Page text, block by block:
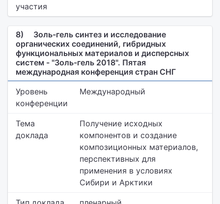
участия
8)
Золь-гель синтез и исследование
органических соединений, гибридных
функциональных материалов и дисперсных
систем - "Золь-гель 2018". Пятая
международная конференция стран СНГ
Уровень
конференции
Международный
Тема
доклада
Получение исходных
компонентов и создание
композиционных материалов,
перспективных для
применения в условиях
Сибири и Арктики